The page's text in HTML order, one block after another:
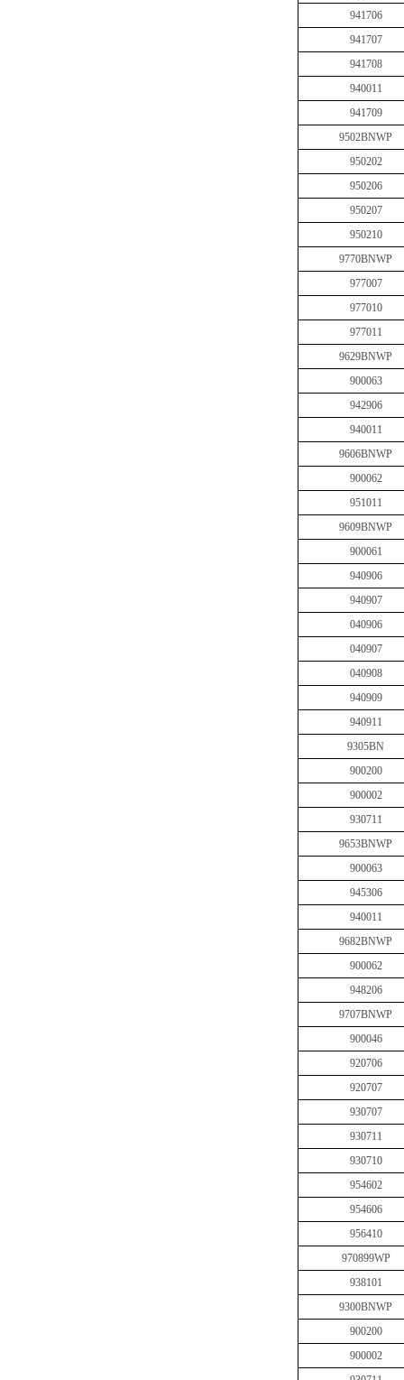
941706
941707
941708
940011
941709
9502BNWP
950202
950206
950207
950210
9770BNWP
977007
977010
977011
9629BNWP
900063
942906
940011
9606BNWP
900062
951011
9609BNWP
900061
940906
940907
040906
040907
040908
940909
940911
9305BN
900200
900002
930711
9653BNWP
900063
945306
940011
9682BNWP
900062
948206
9707BNWP
900046
920706
920707
930707
930711
930710
954602
954606
956410
970899WP
938101
9300BNWP
900200
900002